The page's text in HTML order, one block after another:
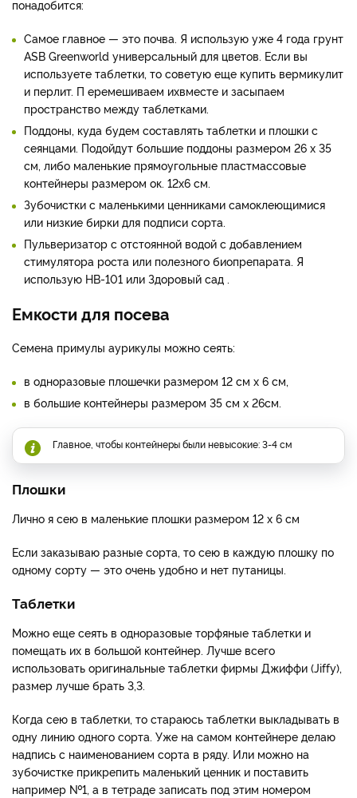
понадобится:
Самое главное — это почва. Я использую уже 4 года грунт
ASB Greenworld универсальный для цветов. Если вы
используете таблетки, то советую еще купить вермикулит
и перлит. П еремешиваем ихвместе и засыпаем
пространство между таблетками.
Поддоны, куда будем составлять таблетки и плошки с
сеянцами. Подойдут большие поддоны размером 26 х 35
см, либо маленькие прямоугольные пластмассовые
контейнеры размером ок. 12х6 см.
Зубочистки с маленькими ценниками самоклеющимися
или низкие бирки для подписи сорта.
Пульверизатор с отстоянной водой с добавлением
стимулятора роста или полезного биопрепарата. Я
использую НВ-101 или Здоровый сад .
Емкости для посева
Семена примулы аурикулы можно сеять:
в одноразовые плошечки размером 12 см х 6 см,
в большие контейнеры размером 35 см х 26см.
Главное, чтобы контейнеры были невысокие: 3-4 см
Плошки
Лично я сею в маленькие плошки размером 12 х 6 см
Если заказываю разные сорта, то сею в каждую плошку по
одному сорту — это очень удобно и нет путаницы.
Таблетки
Можно еще сеять в одноразовые торфяные таблетки и
помещать их в большой контейнер. Лучше всего
использовать оригинальные таблетки фирмы Джиффи (Jiffy),
размер лучше брать 3,3.
Когда сею в таблетки, то стараюсь таблетки выкладывать в
одну линию одного сорта. Уже на самом контейнере делаю
надпись с наименованием сорта в ряду. Или можно на
зубочистке прикрепить маленький ценник и поставить
например №1, а в тетраде записать под этим номером